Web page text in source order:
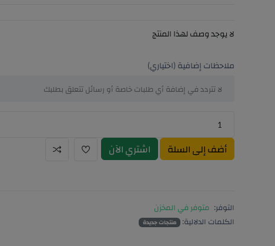
لا يوجد وصف لهذا المنتج
ملاحظات إضافية (اختياري)
أضف إلى السلة اشتري الآن
التوفر:
متوفر في المخزن
الكلمات الدلالية:
منتجات جديدة